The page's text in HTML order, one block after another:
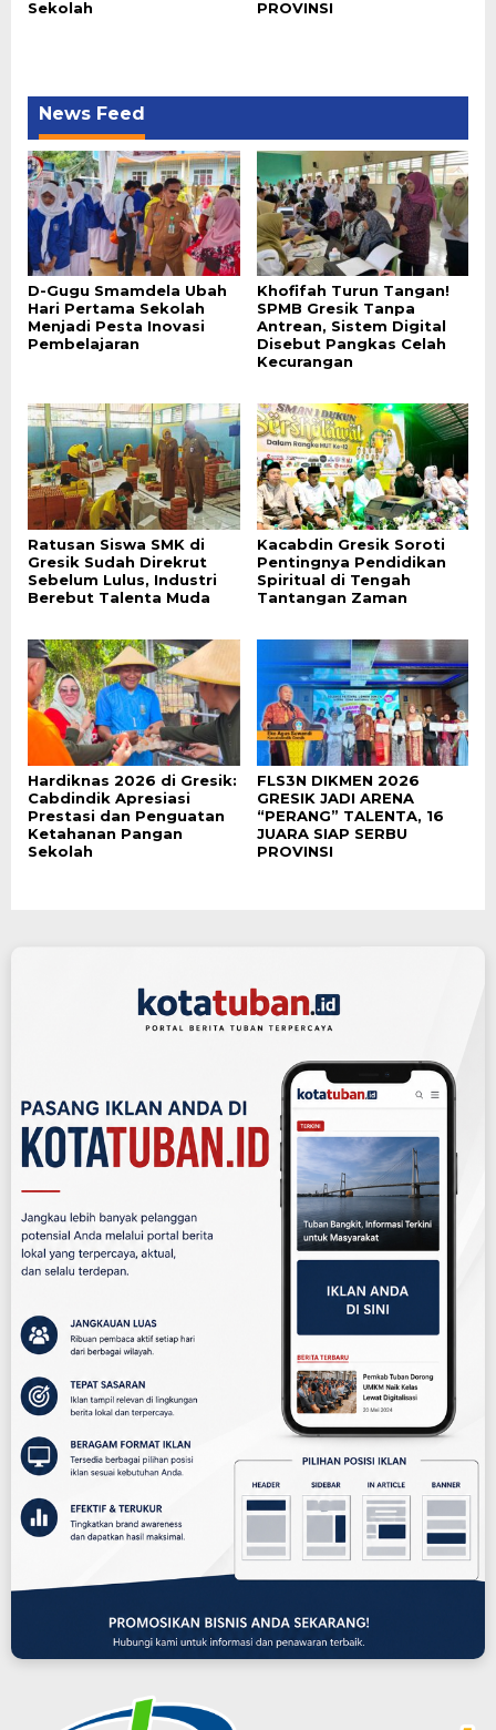
Sekolah PROVINSI
News Feed
D-Gugu Smamdela Ubah
Hari Pertama Sekolah
Menjadi Pesta Inovasi
Pembelajaran
Khofifah Turun Tangan!
SPMB Gresik Tanpa
Antrean, Sistem Digital
Disebut Pangkas Celah
Kecurangan
Ratusan Siswa SMK di
Gresik Sudah Direkrut
Sebelum Lulus, Industri
Berebut Talenta Muda
Kacabdin Gresik Soroti
Pentingnya Pendidikan
Spiritual di Tengah
Tantangan Zaman
Hardiknas 2026 di Gresik:
Cabdindik Apresiasi
Prestasi dan Penguatan
Ketahanan Pangan
Sekolah
FLS3N DIKMEN 2026
GRESIK JADI ARENA
“PERANG” TALENTA, 16
JUARA SIAP SERBU
PROVINSI